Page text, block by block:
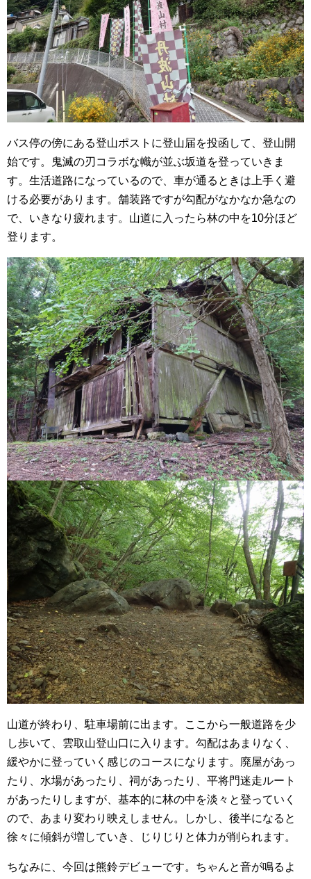
バス停の傍にある登山ポストに登山届を投函して、登山開
始です。鬼滅の刃コラボな幟が並ぶ坂道を登っていきま
す。生活道路になっているので、車が通るときは上手く避
ける必要があります。舗装路ですが勾配がなかなか急なの
で、いきなり疲れます。山道に入ったら林の中を10分ほど
登ります。
山道が終わり、駐車場前に出ます。ここから一般道路を少
し歩いて、雲取山登山口に入ります。勾配はあまりなく、
緩やかに登っていく感じのコースになります。廃屋があっ
たり、水場があったり、祠があったり、平将門迷走ルート
があったりしますが、基本的に林の中を淡々と登っていく
ので、あまり変わり映えしません。しかし、後半になると
徐々に傾斜が増していき、じりじりと体力が削られます。
ちなみに、今回は熊鈴デビューです。ちゃんと音が鳴るよ